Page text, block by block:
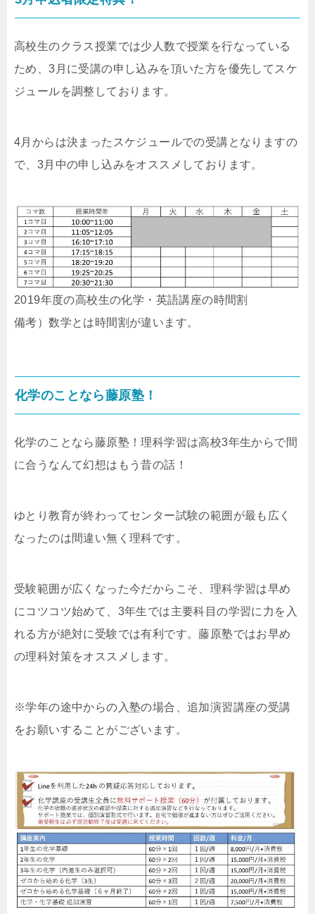
高校生のクラス授業では少人数で授業を行なっている
ため、3月に受講の申し込みを頂いた方を優先してスケ
ジュールを調整しております。
4月からは決まったスケジュールでの受講となりますの
で、3月中の申し込みをオススメしております。
2019年度の高校生の化学・英語講座の時間割
備考）数学とは時間割が違います。
化学のことなら藤原塾！
化学のことなら藤原塾！理科学習は高校3年生からで間
に合うなんて幻想はもう昔の話！
ゆとり教育が終わってセンター試験の範囲が最も広く
なったのは間違い無く理科です。
受験範囲が広くなった今だからこそ、理科学習は早め
にコツコツ始めて、3年生では主要科目の学習に力を入
れる方が絶対に受験では有利です。藤原塾ではお早め
の理科対策をオススメします。
※学年の途中からの入塾の場合、追加演習講座の受講
をお願いすることがございます。